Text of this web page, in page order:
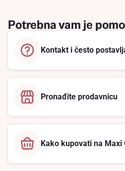
Potrebna vam je
Kontakt i često
Pronađite prodavnicu
Kako kupovati na Maxi